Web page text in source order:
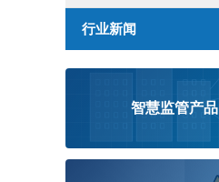
行业新闻
智慧监管产品